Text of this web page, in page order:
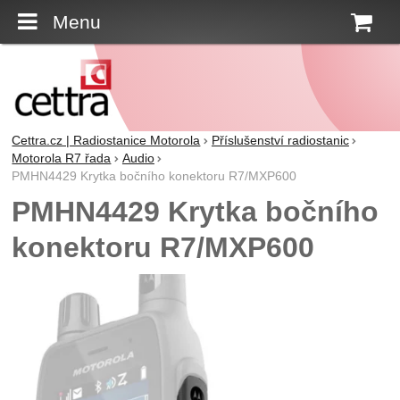
Menu
Cettra.cz | Radiostanice Motorola
Příslušenství radiostanic
Motorola R7 řada
Audio
PMHN4429 Krytka bočního konektoru R7/MXP600
PMHN4429 Krytka bočního
konektoru R7/MXP600
Fotografie